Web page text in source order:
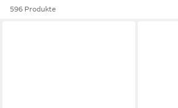
596 Produkte